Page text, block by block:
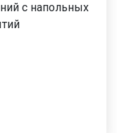
с напольных